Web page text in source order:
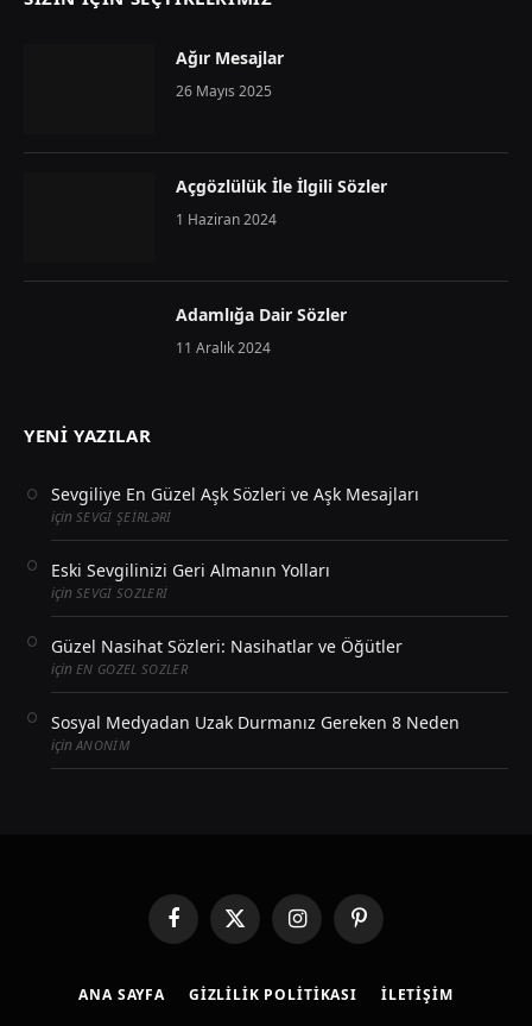
Ağır Mesajlar
26 Mayıs 2025
Açgözlülük İle İlgili Sözler
1 Haziran 2024
Adamlığa Dair Sözler
11 Aralık 2024
YENI YAZILAR
Sevgiliye En Güzel Aşk Sözleri ve Aşk Mesajları
için SEVGI ŞEIRLƏRI
Eski Sevgilinizi Geri Almanın Yolları
için SEVGI SOZLERI
Güzel Nasihat Sözleri: Nasihatlar ve Öğütler
için EN GOZEL SOZLER
Sosyal Medyadan Uzak Durmanız Gereken 8 Neden
içinANONIM
FacebookX
(Twitter)
InstagramPinterest
ANA SAYFA GIZLILIK POLITIKASI İLETIŞIM